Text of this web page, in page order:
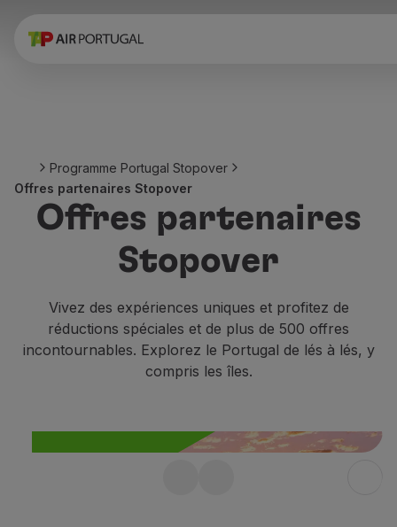
Réserver
Stopover
Informations de voyage
Bagage
Voyager avec des animaux
Femmes enceintes
Exigences et documentation
À bord
Repas à bord
Divertissements
Programme Portugal Stopover
Offres partenaires Stopover
Offres partenaires
Stopover
Vivez des expériences uniques et profitez de
réductions spéciales et de plus de 500 offres
incontournables. Explorez le Portugal de lés à lés, y
compris les îles.